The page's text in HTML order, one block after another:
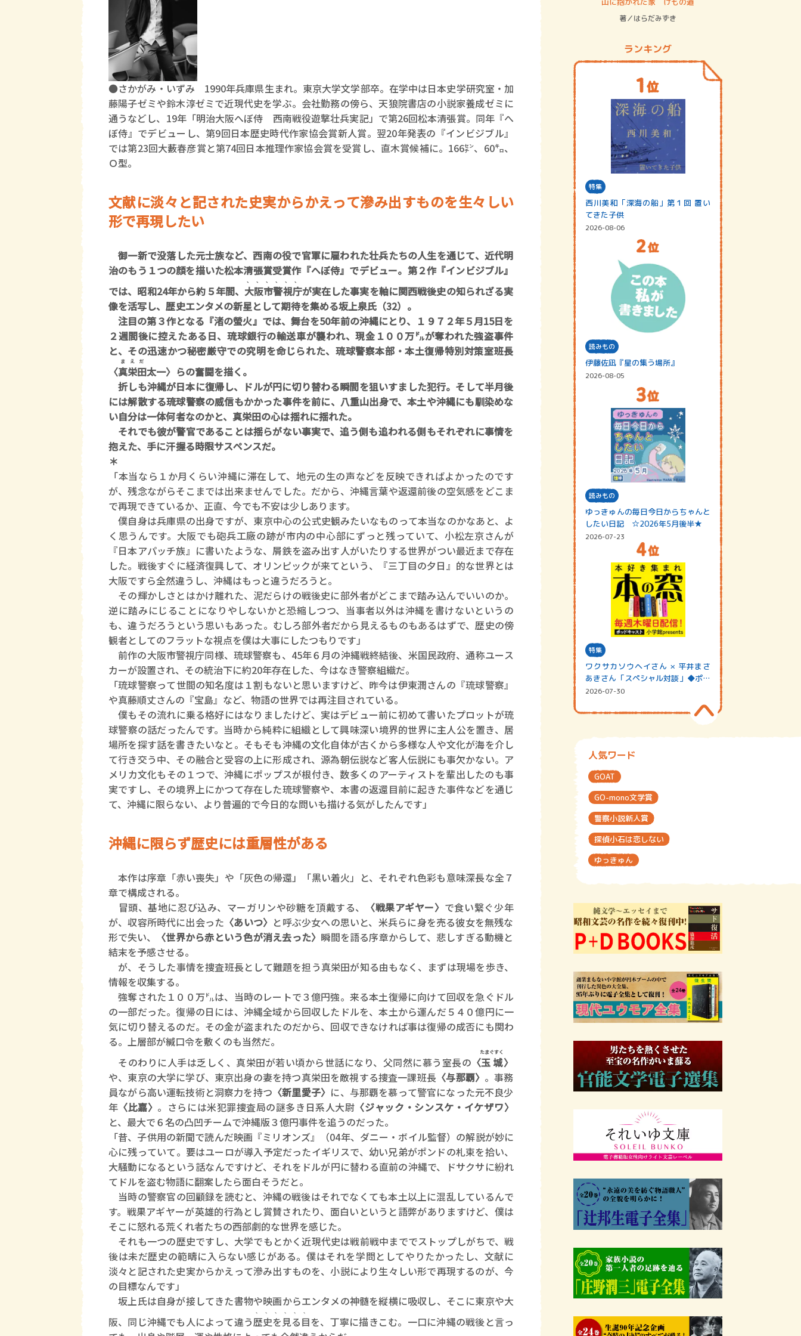
●さかがみ・いずみ 1990年兵庫県生まれ。東京大学文学部卒。在学中は日本史学研究室・加
藤陽子ゼミや鈴木淳ゼミで近現代史を学ぶ。会社勤務の傍ら、天狼院書店の小説家養成ゼミに
通うなどし、19年「明治大阪へぼ侍 西南戦役遊撃壮兵実記」で第26回松本清張賞。同年『へ
ぼ侍』でデビューし、第9回日本歴史時代作家協会賞新人賞。翌20年発表の『インビジブル』
では第23回大藪春彦賞と第74回日本推理作家協会賞を受賞し、直木賞候補に。166㌢、60㌔、
Ｏ型。
文献に淡々と記された史実からかえって滲み出すものを生々しい
形で再現したい
御一新で没落した元士族など、西南の役で官軍に雇われた壮兵たちの人生を通じて、近代明
治のもう１つの顔を描いた松本清張賞受賞作『へぼ侍』でデビュー。第２作『インビジブル』
では、昭和24年から約５年間、大阪市警視庁
、、、、、、
が実在した事実を軸に関西戦後史の知られざる実
像を活写し、歴史エンタメの新星として期待を集める坂上泉氏（32）。
注目の第３作となる『渚の螢火』では、舞台を50年前の沖縄にとり、１９７２年５月15日を
２週間後に控えたある日、琉球銀行の輸送車が襲われ、現金１００万㌦が奪われた強盗事件
と、その迅速かつ秘密厳守での究明を命じられた、琉球警察本部・本土復帰特別対策室班長
〈真栄田
まえだ
太一〉らの奮闘を描く。
折しも沖縄が日本に復帰し、ドルが円に切り替わる瞬間を狙いすました犯行。そして半月後
には解散する琉球警察の威信もかかった事件を前に、八重山出身で、本土や沖縄にも馴染めな
い自分は一体何者なのかと、真栄田の心は揺れに揺れた。
それでも彼が警官であることは揺らがない事実で、追う側も追われる側もそれぞれに事情を
抱えた、手に汗握る時限サスペンスだ。
＊
「本当なら１か月くらい沖縄に滞在して、地元の生の声などを反映できればよかったのです
が、残念ながらそこまでは出来ませんでした。だから、沖縄言葉や返還前後の空気感をどこま
で再現できているか、正直、今でも不安は少しあります。
僕自身は兵庫県の出身ですが、東京中心の公式史観みたいなものって本当なのかなあと、よ
く思うんです。大阪でも砲兵工廠の跡が市内の中心部にずっと残っていて、小松左京さんが
『日本アパッチ族』に書いたような、屑鉄を盗み出す人がいたりする世界がつい最近まで存在
した。戦後すぐに経済復興して、オリンピックが来てという、『三丁目の夕日』的な世界とは
大阪ですら全然違うし、沖縄はもっと違うだろうと。
その輝かしさとはかけ離れた、泥だらけの戦後史に部外者がどこまで踏み込んでいいのか。
逆に踏みにじることになりやしないかと恐縮しつつ、当事者以外は沖縄を書けないというの
も、違うだろうという思いもあった。むしろ部外者だから見えるものもあるはずで、歴史の傍
観者としてのフラットな視点を僕は大事にしたつもりです」
前作の大阪市警視庁同様、琉球警察も、45年６月の沖縄戦終結後、米国民政府、通称ユース
カーが設置され、その統治下に約20年存在した、今はなき警察組織だ。
「琉球警察って世間の知名度は１割もないと思いますけど、昨今は伊東潤さんの『琉球警察』
や真藤順丈さんの『宝島』など、物語の世界では再注目されている。
僕もその流れに乗る格好にはなりましたけど、実はデビュー前に初めて書いたプロットが琉
球警察の話だったんです。当時から純粋に組織として興味深い境界的世界に主人公を置き、居
場所を探す話を書きたいなと。そもそも沖縄の文化自体が古くから多様な人や文化が海を介し
て行き交う中、その融合と受容の上に形成され、源為朝伝説など客人伝説にも事欠かない。ア
メリカ文化もその１つで、沖縄にポップスが根付き、数多くのアーティストを輩出したのも事
実ですし、その境界上にかつて存在した琉球警察や、本書の返還目前に起きた事件などを通じ
て、沖縄に限らない、より普遍的で今日的な問いも描ける気がしたんです」
沖縄に限らず歴史には重層性がある
本作は序章「赤い喪失」や「灰色の帰還」「黒い着火」と、それぞれ色彩も意味深長な全７
章で構成される。
冒頭、基地に忍び込み、マーガリンや砂糖を頂戴する、
〈戦果アギヤー〉 で食い繋ぐ少年
が、収容所時代に出会った 〈あいつ〉 と呼ぶ少女への思いと、米兵らに身を売る彼女を無残な
形で失い、
〈世界から赤という色が消え去った〉 瞬間を語る序章からして、悲しすぎる動機と
結末を予感させる。
が、そうした事情を捜査班長として難題を担う真栄田が知る由もなく、まずは現場を歩き、
情報を収集する。
強奪された１００万㌦は、当時のレートで３億円強。来る本土復帰に向けて回収を急ぐドル
の一部だった。復帰の日には、沖縄全域から回収したドルを、本土から運んだ５４０億円に一
気に切り替えるのだ。その金が盗まれたのだから、回収できなければ事は復帰の成否にも関わ
る。上層部が緘口令を敷くのも当然だ。
そのわりに人手は乏しく、真栄田が若い頃から世話になり、父同然に慕う室長の 〈玉城
たまぐすく
〉
や、東京の大学に学び、東京出身の妻を持つ真栄田を敵視する捜査一課班長 〈与那覇〉 。事務
員ながら高い運転技術と洞察力を持つ 〈新里愛子〉 に、与那覇を慕って警官になった元不良少
年 〈比嘉〉 。さらには米犯罪捜査局の謎多き日系人大尉 〈ジャック・シンスケ・イケザワ〉
と、最大で６名の凸凹チームで沖縄版３億円事件を追うのだった。
「昔、子供用の新聞で読んだ映画『ミリオンズ』（04年、ダニー・ボイル監督）の解説が妙に
心に残っていて。要はユーロが導入予定だったイギリスで、幼い兄弟がポンドの札束を拾い、
大騒動になるという話なんですけど、それをドルが円に替わる直前の沖縄で、ドサクサに紛れ
てドルを盗む物語に翻案したら面白そうだと。
当時の警察官の回顧録を読むと、沖縄の戦後はそれでなくても本土以上に混乱しているんで
す。戦果アギヤーが英雄的行為とし賞賛されたり、面白いというと語弊がありますけど、僕は
そこに怒れる荒くれ者たちの西部劇的な世界を感じた。
それも一つの歴史ですし、大学でもとかく近現代史は戦前戦中まででストップしがちで、戦
後は未だ歴史の範疇に入らない感じがある。僕はそれを学問としてやりたかったし、文献に
淡々と記された史実からかえって滲み出すものを、小説により生々しい形で再現するのが、今
の目標なんです」
坂上氏は自身が接してきた書物や映画からエンタメの神髄を縦横に吸収し、そこに東京や大
阪、同じ沖縄でも人によって違う歴史を見る目
、、、、、、
を、丁寧に描きこむ。一口に沖縄の戦後と言っ
著／はらだみずき
ランキング
特集
西川美和「深海の船」第１回 置い
てきた子供
2026-08-06
読みもの
伊藤佐凪『星の集う場所』
2026-08-05
読みもの
ゆっきゅんの毎日今日からちゃんと
したい日記 ☆2026年5月後半★
2026-07-23
特集
ワクサカソウヘイさん × 平井まさ
あきさん「スペシャル対談」◆ポッ
ドキャスト…
2026-07-30
人気ワード
GOAT
GO-mono文学賞
警察小説新人賞
探偵小石は恋しない
ゆっきゅん